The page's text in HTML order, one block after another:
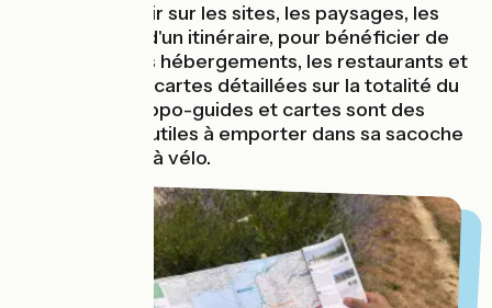
Pour tout savoir sur les sites, les paysages, les
visites le long d'un itinéraire, pour bénéficier de
conseils sur les hébergements, les restaurants et
pour avoir des cartes détaillées sur la totalité du
parcours, les topo-guides et cartes sont des
compléments utiles à emporter dans sa sacoche
pour un séjour à vélo.